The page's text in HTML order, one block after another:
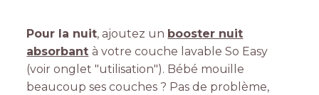
Pour la nuit, ajoutez un booster nuit
absorbant à votre couche lavable So Easy
(voir onglet "utilisation"). Bébé mouille
beaucoup ses couches ? Pas de problème,